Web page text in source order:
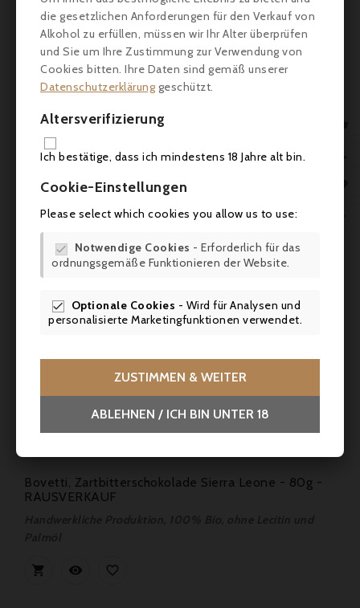
Guyaux, Kakaokonfekt Mit Karamellstückchen Aus
Sahne Von Isigny - 100g
Schön knusprig, edler Trüffelgeschmack, direkt aus Paris
  
Preis
Bovetti, Zartbitterschokolade Sierra Leone - 80g -
RAUSVERKAUF
  
die gesetzlichen Anforderungen für den Verkauf von
Alkohol zu erfüllen, müssen wir Ihr Alter überprüfen
und Sie um Ihre Zustimmung zur Verwendung von
Cookies bitten. Ihre Daten sind gemäß unserer
Datenschutzerklärung geschützt.
Altersverifizierung
Ich bestätige, dass ich mindestens 18 Jahre alt bin.
Cookie-Einstellungen
Please select which cookies you allow us to use:
 Notwendige Cookies - Erforderlich für das
ordnungsgemäße Funktionieren der Website.
 Optionale Cookies - Wird für Analysen und
personalisierte Marketingfunktionen verwendet.
ZUSTIMMEN & WEITER
ABLEHNEN / ICH BIN UNTER 18